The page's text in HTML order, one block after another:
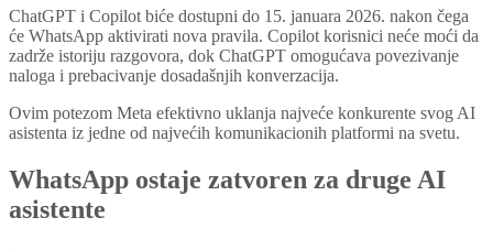
ChatGPT i Copilot biće dostupni do 15. januara 2026. nakon čega
će WhatsApp aktivirati nova pravila. Copilot korisnici neće moći da
zadrže istoriju razgovora, dok ChatGPT omogućava povezivanje
naloga i prebacivanje dosadašnjih konverzacija.
Ovim potezom Meta efektivno uklanja najveće konkurente svog AI
asistenta iz jedne od najvećih komunikacionih platformi na svetu.
WhatsApp ostaje zatvoren za druge AI
asistente